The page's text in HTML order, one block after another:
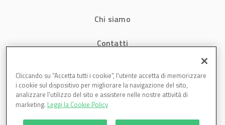
Chi siamo
Contatti
Cookies
Cliccando su “Accetta tutti i cookie”, l'utente accetta di memorizzare
i cookie sul dispositivo per migliorare la navigazione del sito,
analizzare l'utilizzo del sito e assistere nelle nostre attività di
marketing. Leggi la Cookie Policy